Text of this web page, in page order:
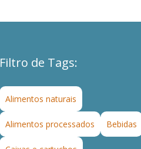
Filtro de Tags:
Alimentos naturais
Alimentos processados Bebidas